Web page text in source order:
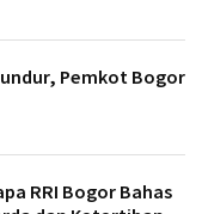
Pemkot Bogor
RRI Bogor Bahas